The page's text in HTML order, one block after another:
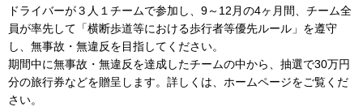
ドライバーが３人１チームで参加し、9～12月の4ヶ月間、チーム全
員が率先して「横断歩道等における歩行者等優先ルール」を遵守
し、無事故・無違反を目指してください。
期間中に無事故・無違反を達成したチームの中から、抽選で30万円
分の旅行券などを贈呈します。詳しくは、ホームページをご覧くだ
さい。